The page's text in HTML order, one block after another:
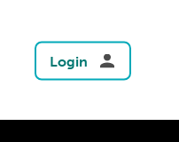
Login